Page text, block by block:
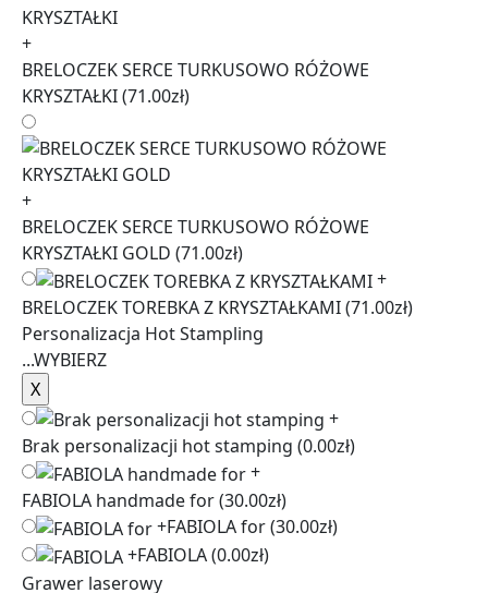
+
BRELOCZEK SERCE TURKUSOWO RÓŻOWE
KRYSZTAŁKI(71.00zł)
+
BRELOCZEK SERCE TURKUSOWO RÓŻOWE
KRYSZTAŁKI GOLD (71.00zł)
+
BRELOCZEK TOREBKA Z KRYSZTAŁKAMI(71.00zł)
Personalizacja Hot Stampling
...WYBIERZ
+
Brak personalizacji hot stamping (0.00zł)
+
FABIOLA handmade for(30.00zł)
+FABIOLA for(30.00zł)
+FABIOLA(0.00zł)
Grawer laserowy